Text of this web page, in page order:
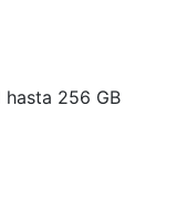
256 GB